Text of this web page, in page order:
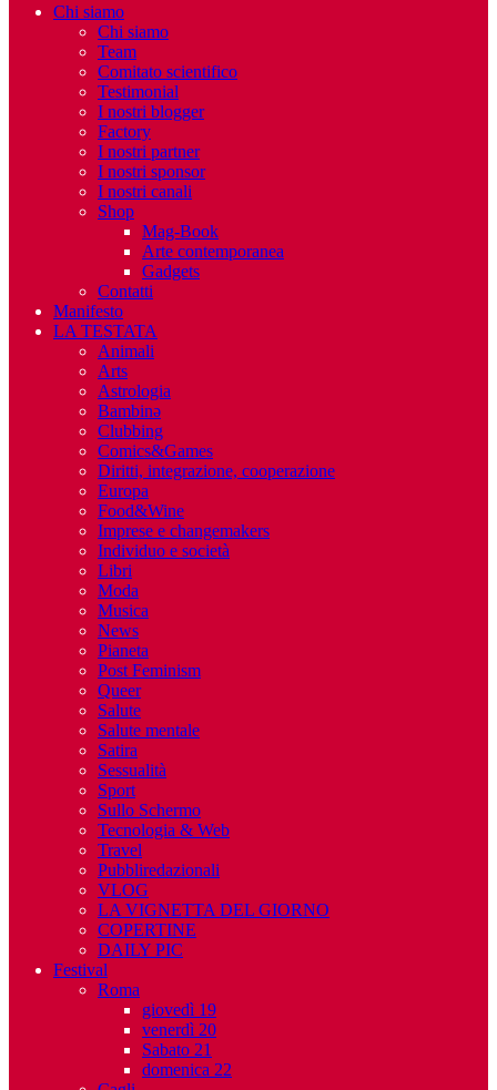
Chi siamo
Chi siamo
Team
Comitato scientifico
Testimonial
I nostri blogger
Factory
I nostri partner
I nostri sponsor
I nostri canali
Shop
Mag-Book
Arte contemporanea
Gadgets
Contatti
Manifesto
LA TESTATA
Animali
Arts
Astrologia
Bambinə
Clubbing
Comics&Games
Diritti, integrazione, cooperazione
Europa
Food&Wine
Imprese e changemakers
Individuo e società
Libri
Moda
Musica
News
Pianeta
Post Feminism
Queer
Salute
Salute mentale
Satira
Sessualità
Sport
Sullo Schermo
Tecnologia & Web
Travel
Pubbliredazionali
VLOG
LA VIGNETTA DEL GIORNO
COPERTINE
DAILY PIC
Festival
Roma
giovedì 19
venerdì 20
Sabato 21
domenica 22